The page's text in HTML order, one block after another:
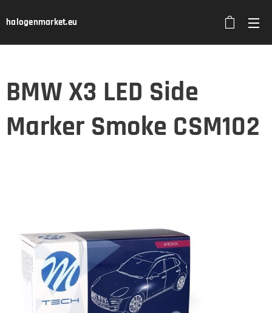
halogenmarket.eu
BMW X3 LED Side
Marker Smoke CSM102